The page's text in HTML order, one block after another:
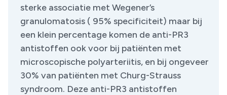
sterke associatie met Wegener’s
granulomatosis ( 95% specificiteit) maar bij
een klein percentage komen de anti-PR3
antistoffen ook voor bij patiënten met
microscopische polyarteriitis, en bij ongeveer
30% van patiënten met Churg-Strauss
syndroom. Deze anti-PR3 antistoffen